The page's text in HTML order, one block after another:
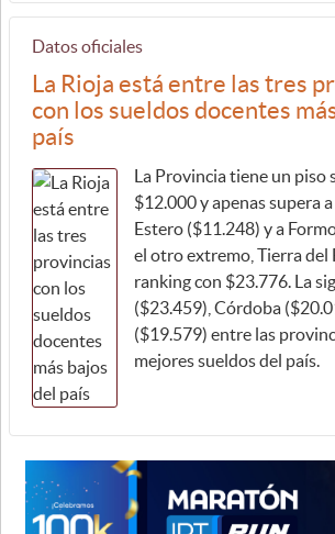
Datos oficiales
La Rioja está entre las tres
con los sueldos docentes
país
La Provincia tiene un piso
$12.000 y apenas supera
Estero ($11.248) y a
el otro extremo, Tierra del
ranking con $23.776. La
($23.459), Córdoba
($19.579) entre las
mejores sueldos del país.